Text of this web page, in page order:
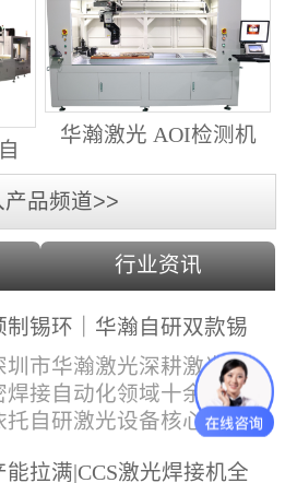
华瀚激光 AOI检测机
（型号HA18DM6)
产品频道>>
行业资讯
制锡环｜华瀚自研双款锡
机，实现焊点标准化量产
圳市华瀚激光深耕激光精
焊接自动化领域十余年，
托自研激光设备核心技
挤压成型机、多功能锡环
能拉满|CCS激光焊接机全